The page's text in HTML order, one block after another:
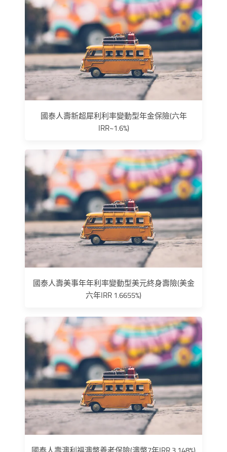
國泰人壽新超犀利利率變動型年金保險(六年
IRR~1.6%)
國泰人壽美事年年利率變動型美元終身壽險(美金
六年IRR 1.6655%)